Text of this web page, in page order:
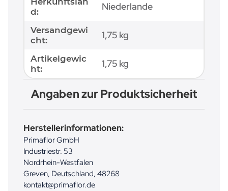
d:
Niederlande
Versandgewi
cht:
1,75 kg
Artikelgewic
ht:
1,75 kg
Angaben zur Produktsicherheit
Herstellerinformationen:
Primaflor GmbH
Industriestr. 53
Nordrhein-Westfalen
Greven, Deutschland, 48268
kontakt@primaflor.de